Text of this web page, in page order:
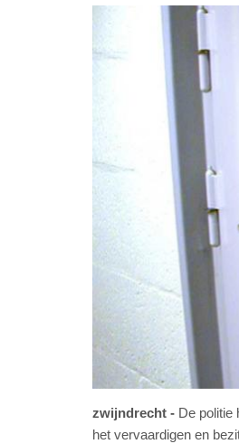
zwijndrecht
De politie
het vervaardigen en